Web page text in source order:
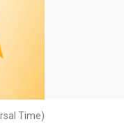
Time)